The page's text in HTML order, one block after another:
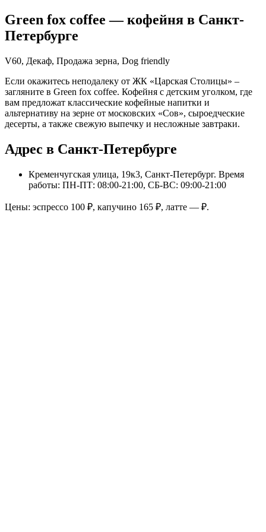
Green fox coffee — кофейня в Санкт-
Петербурге
V60, Декаф, Продажа зерна, Dog friendly
Если окажитесь неподалеку от ЖК «Царская Столицы» –
загляните в Green fox coffee. Кофейня с детским уголком, где
вам предложат классические кофейные напитки и
альтернативу на зерне от московских «Сов», сыроедческие
десерты, а также свежую выпечку и несложные завтраки.
Адрес в Санкт-Петербурге
Кременчугская улица, 19к3, Санкт-Петербург. Время
работы: ПН-ПТ: 08:00-21:00, СБ-ВС: 09:00-21:00
Цены: эспрессо 100 ₽, капучино 165 ₽, латте — ₽.